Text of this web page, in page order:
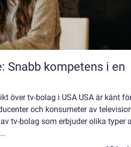
Snabb kompetens i en
över tv-bolag i USA USA är känt
och konsumeter av
tv-bolag som erbjuder olika typer